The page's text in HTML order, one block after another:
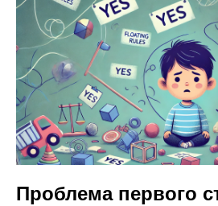
Проблема первого